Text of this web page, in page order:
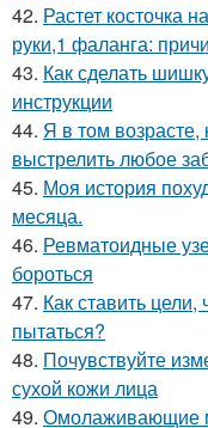
42. Растет косточка
руки,1 фаланга:
43. Как сделать
инструкции
44. Я в том
выстрелить любое
45. Моя история
месяца.
46. Ревматоидные
бороться
47. Как ставить
пытаться?
48. Почувствуйте
сухой кожи лица
49. Омолаживающие